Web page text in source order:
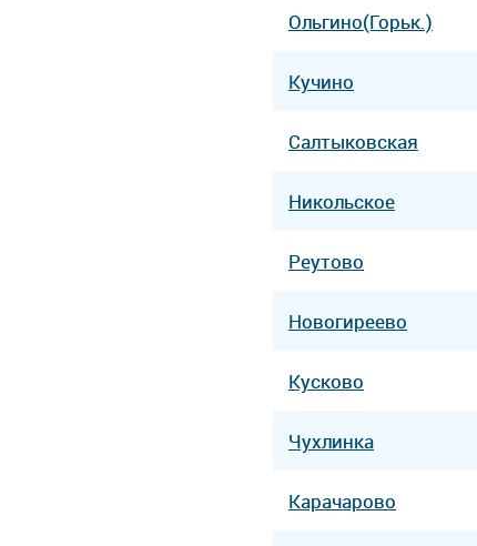
Ольгино(Горьк.)
Кучино
Салтыковская
Никольское
Реутово
Новогиреево
Кусково
Чухлинка
Карачарово